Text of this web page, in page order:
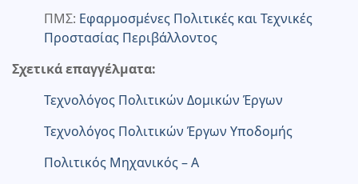
ΠΜΣ: Εφαρμοσμένες Πολιτικές και Τεχνικές
Προστασίας Περιβάλλοντος
Σχετικά επαγγέλματα:
Τεχνολόγος Πολιτικών Δομικών Έργων
Τεχνολόγος Πολιτικών Έργων Υποδομής
Πολιτικός Μηχανικός – Α